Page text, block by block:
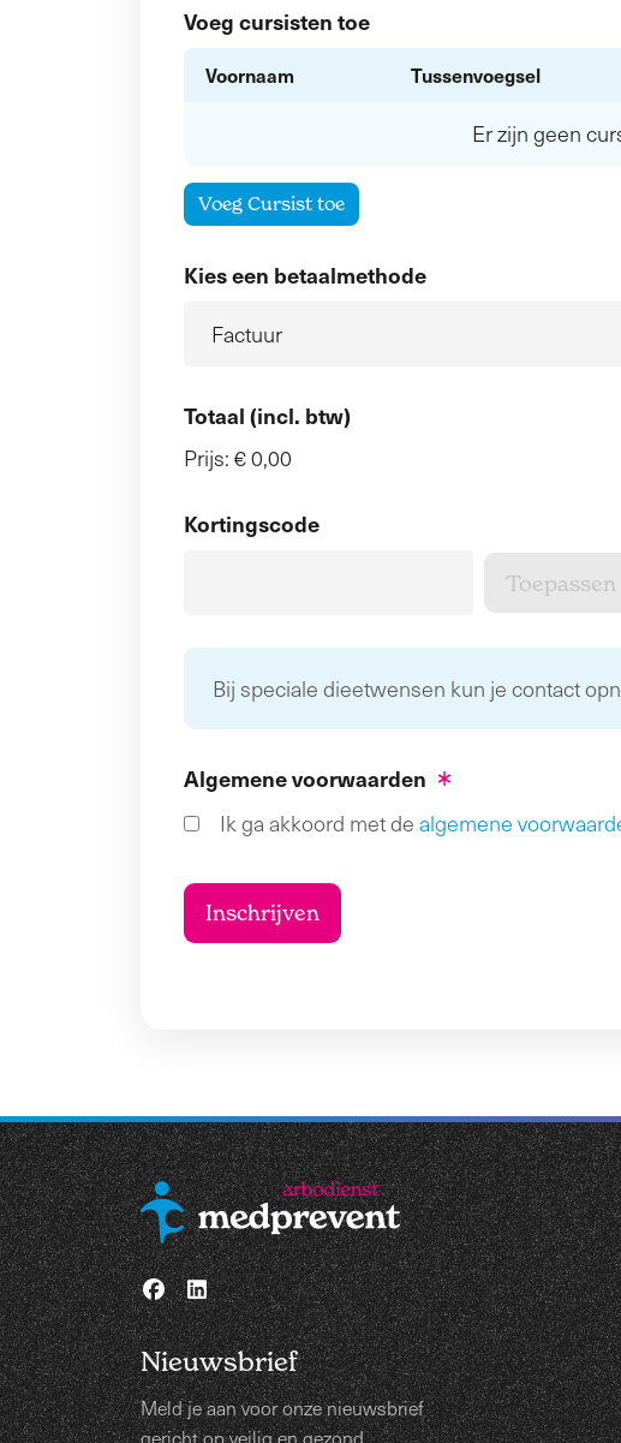
Voeg cursisten toe
Voornaam Tussenvoegsel
Er zijn geen
Voeg Cursist toe
Kies een betaalmethode
Totaal (incl. btw)
Prijs: € 0,00
Kortingscode
Bij speciale dieetwensen kun je contact
Algemene voorwaarden
Ik ga akkoord met de algemene
Nieuwsbrief
Meld je aan voor onze nieuwsbrief
gericht op veilig en gezond